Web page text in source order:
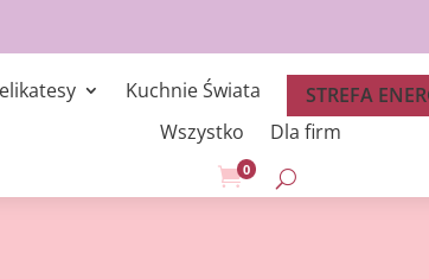
Kuchnie Świata
STREFA
Wszystko
Dla firm
0